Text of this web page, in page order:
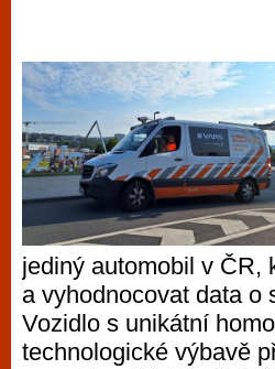
jediný automobil v ČR,
a vyhodnocovat data o
Vozidlo s unikátní
technologické výbavě